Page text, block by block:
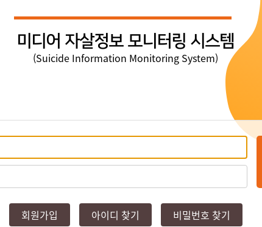
미디어 자살정보 모니터링 시스템
(Suicide Information Monitoring System)
회원가입 아이디 찾기 비밀번호 찾기